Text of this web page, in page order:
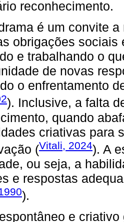
reconhecimento.
é um convite
obrigações
e trabalhando o
de novas
o enfrentamento
). Inclusive, a falta
quando
criativas para
(Vitali, 2024). A
ou seja, a
e respostas
).
e